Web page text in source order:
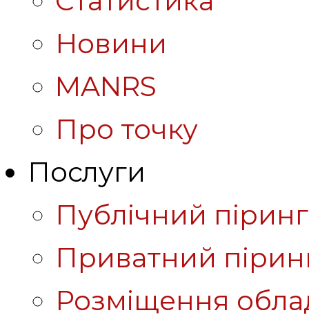
Новини
MANRS
Про точку
Послуги
Публічний піринг
Приватний
Розміщення